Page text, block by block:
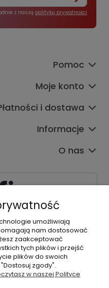
z naszą polityką prywatności
Pomoc
Moje konto
i dostawa
Informacje
O nas
Zastrzeżone | tpfix.pl
umożliwiają
nam dostosować
zaakceptować
tych plików i przejść
plików do swoich
zgody".
w naszej Polityce